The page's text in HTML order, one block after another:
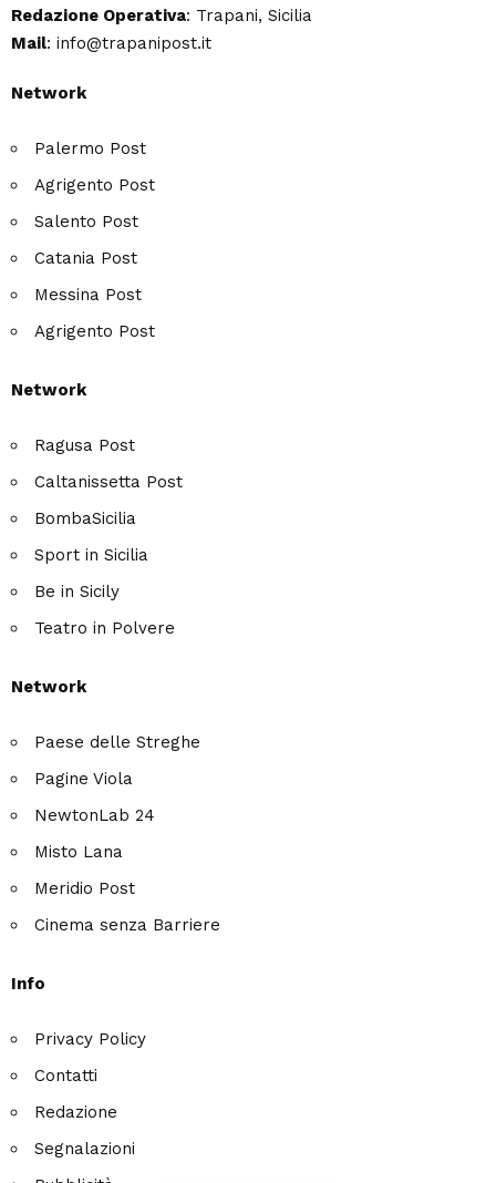
Redazione Operativa: Trapani, Sicilia
Mail: info@trapanipost.it
Network
Palermo Post
Agrigento Post
Salento Post
Catania Post
Messina Post
Agrigento Post
Network
Ragusa Post
Caltanissetta Post
BombaSicilia
Sport in Sicilia
Be in Sicily
Teatro in Polvere
Network
Paese delle Streghe
Pagine Viola
NewtonLab 24
Misto Lana
Meridio Post
Cinema senza Barriere
Info
Privacy Policy
Contatti
Redazione
Segnalazioni